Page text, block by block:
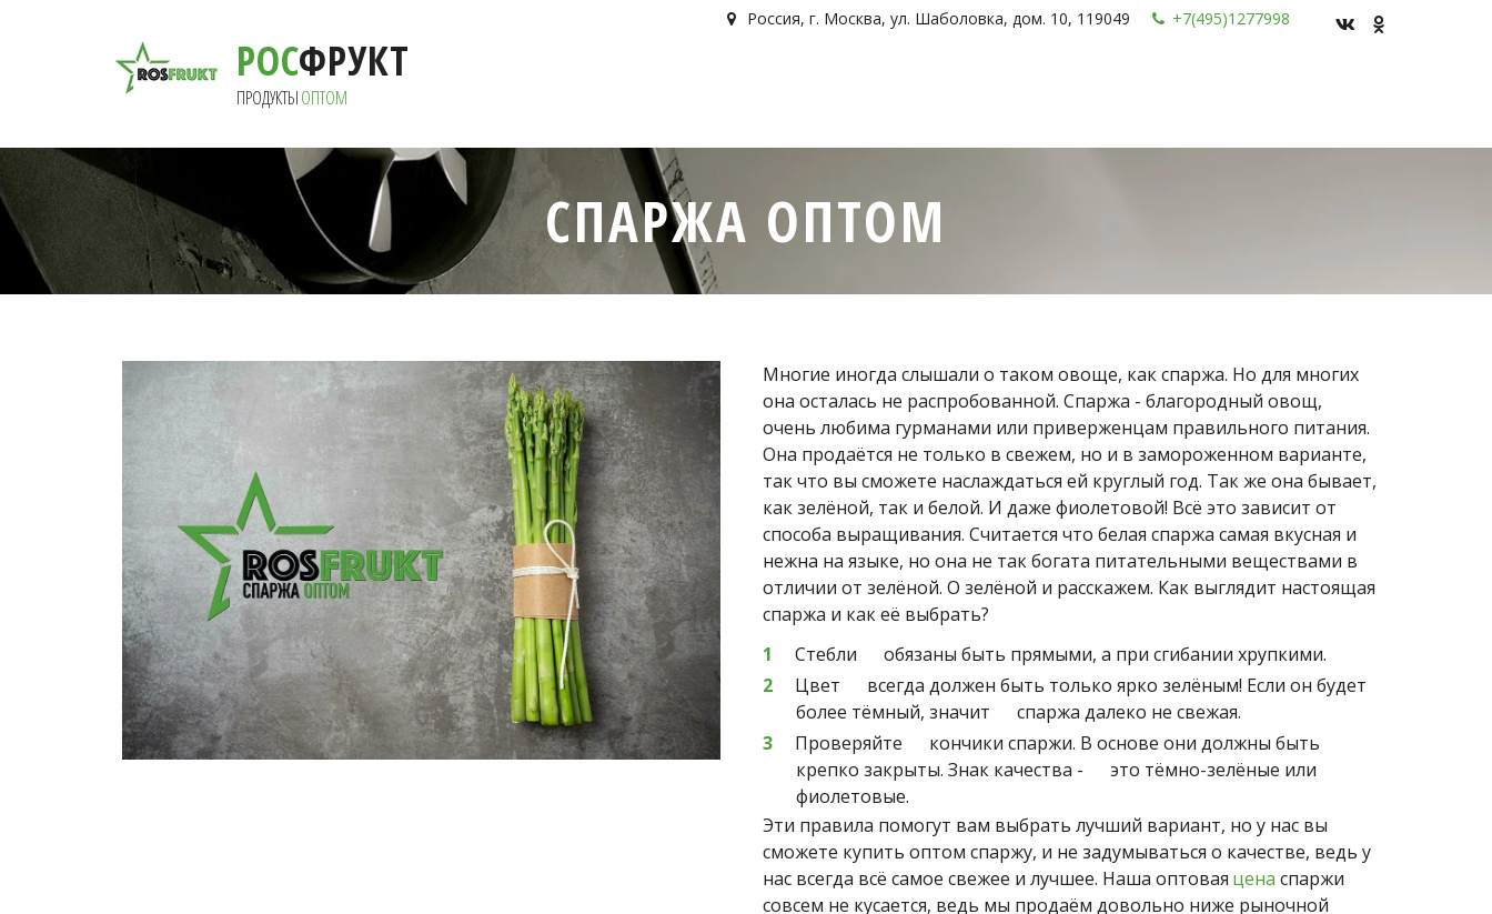
РОСФРУКТ
ПРОДУКТЫ ОПТОМ
+7(495)1277998
Россия, г. Москва, ул. Шаболовка, дом. 10, 119049
СПАРЖА ОПТОМ
Многие иногда слышали о таком овоще, как спаржа. Но для многих
она осталась не распробованной. Спаржа - благородный овощ,
очень любима гурманами или приверженцам правильного питания.
Она продаётся не только в свежем, но и в замороженном варианте,
так что вы сможете наслаждаться ей круглый год. Так же она бывает,
как зелёной, так и белой. И даже фиолетовой! Всё это зависит от
способа выращивания. Считается что белая спаржа самая вкусная и
нежна на языке, но она не так богата питательными веществами в
отличии от зелёной. О зелёной и расскажем. Как выглядит настоящая
спаржа и как её выбрать?
Стебли      обязаны быть прямыми, а при сгибании хрупкими.
Цвет      всегда должен быть только ярко зелёным! Если он будет
более тёмный, значит      спаржа далеко не свежая.
Проверяйте      кончики спаржи. В основе они должны быть
крепко закрыты. Знак качества -      это тёмно-зелёные или
фиолетовые.
Эти правила помогут вам выбрать лучший вариант, но у нас вы
сможете купить оптом спаржу, и не задумываться о качестве, ведь у
нас всегда всё самое свежее и лучшее. Наша оптовая цена спаржи
совсем не кусается, ведь мы продаём довольно ниже рыночной